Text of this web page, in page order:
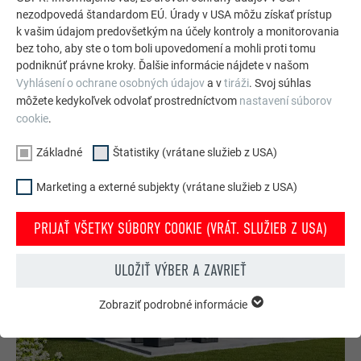
projekty s odolnými hliníkovými riešeniami PREFA pre
strechy, solárne systémy a fasády.
POZRIEŤ SI VIAC REFERENCIÍ
nezodpovedá štandardom EÚ. Úrady v USA môžu získať prístup
k vašim údajom predovšetkým na účely kontroly a monitorovania
bez toho, aby ste o tom boli upovedomení a mohli proti tomu
podniknúť právne kroky. Ďalšie informácie nájdete v našom
Vyhlásení o ochrane osobných údajova vtiráži. Svoj súhlas
môžete kedykoľvek odvolať prostredníctvom nastavení súborov
cookie.
Základné Štatistiky (vrátane služieb z USA)
Marketing a externé subjekty (vrátane služieb z USA)
PRIJAŤ VŠETKY SÚBORY COOKIE (VRÁT. SLUŽIEB Z USA)
ULOŽIŤ VÝBER A ZAVRIEŤ
na poskytovanie základných funkcií webovej stránky.
Zobraziť podrobné informácie